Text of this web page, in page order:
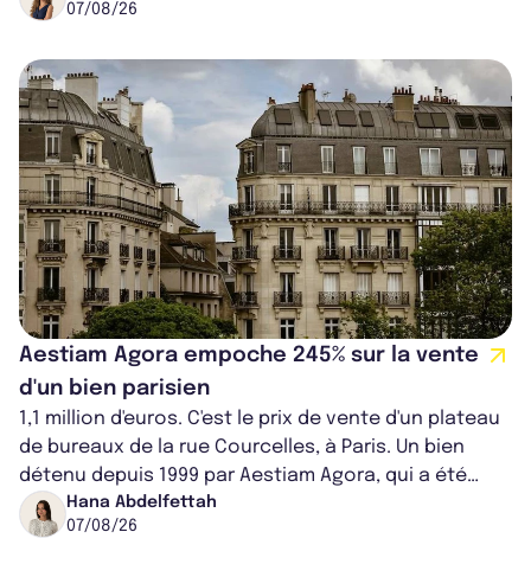
07/08/26
Aestiam Agora empoche 245% sur la vente
d'un bien parisien
1,1 million d'euros. C'est le prix de vente d'un plateau
de bureaux de la rue Courcelles, à Paris. Un bien
détenu depuis 1999 par Aestiam Agora, qui a été
cédé avec une plus-value...
Hana Abdelfettah
07/08/26